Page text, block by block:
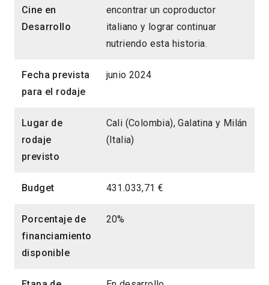
Cine en
Desarrollo
encontrar un coproductor
italiano y lograr continuar
nutriendo esta historia.
Fecha prevista
para el rodaje
junio 2024
Lugar de
rodaje
previsto
Cali (Colombia), Galatina y Milán
(Italia)
Budget 431.033,71 €
Porcentaje de
financiamiento
disponible
20%